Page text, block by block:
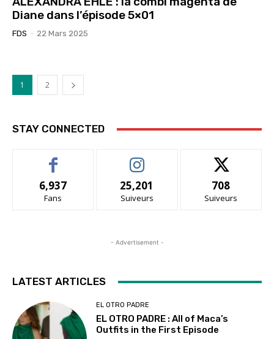
Diane dans l’épisode 5×01
FDS - 22 Mars 2025
1 2
STAY CONNECTED
6,937
Fans
25,201
Suiveurs
708
Suiveurs
- Advertisement -
LATEST ARTICLES
EL OTRO PADRE
EL OTRO PADRE : All of Maca’s
Outfits in the First Episode